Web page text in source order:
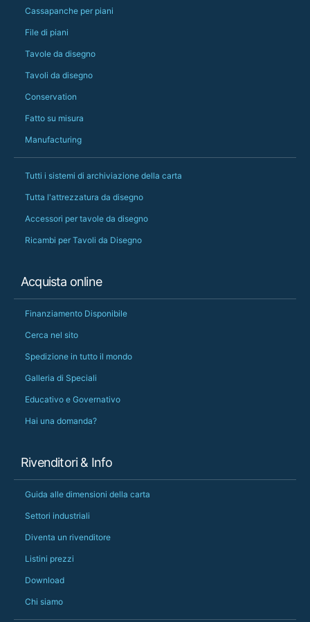
Cassapanche per piani
File di piani
Tavole da disegno
Tavoli da disegno
Conservation
Fatto su misura
Manufacturing
Tutti i sistemi di archiviazione della carta
Tutta l'attrezzatura da disegno
Accessori per tavole da disegno
Ricambi per Tavoli da Disegno
Acquista online
Finanziamento Disponibile
Cerca nel sito
Spedizione in tutto il mondo
Galleria di Speciali
Educativo e Governativo
Hai una domanda?
Rivenditori & Info
Guida alle dimensioni della carta
Settori industriali
Diventa un rivenditore
Listini prezzi
Download
Chi siamo